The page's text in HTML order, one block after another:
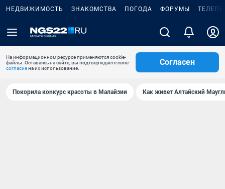
НЕДВИЖИМОСТЬ ЗНАКОМСТВА ПОГОДА ФОРУМЫ
На информационном ресурсе применяются cookie-
файлы. Оставаясь на сайте, вы подтверждаете свое
согласиена их использование.
Согласен
Покорила конкурс красоты в Малайзии Как живет Алтайский